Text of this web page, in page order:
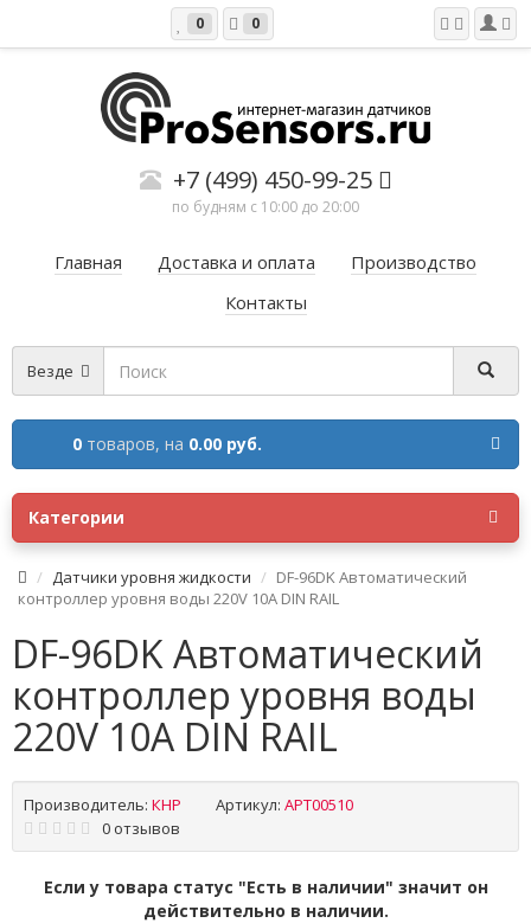
0 0
+7 (499) 450-99-25
по будням с 10:00 до 20:00
Главная Доставка и оплата
Производство
Контакты
Везде
0 товаров, на 0.00 руб.
Категории
Датчики уровня жидкости
DF-96DK Автоматический
контроллер уровня воды 220V 10A DIN RAIL
DF-96DK Автоматический
контроллер уровня воды
220V 10A DIN RAIL
Производитель: КНР Артикул: APT00510
0 отзывов
Если у товара статус "Есть в наличии" значит он
действительно в наличии.